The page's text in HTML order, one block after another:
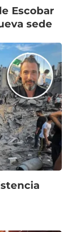
Escobar
sede